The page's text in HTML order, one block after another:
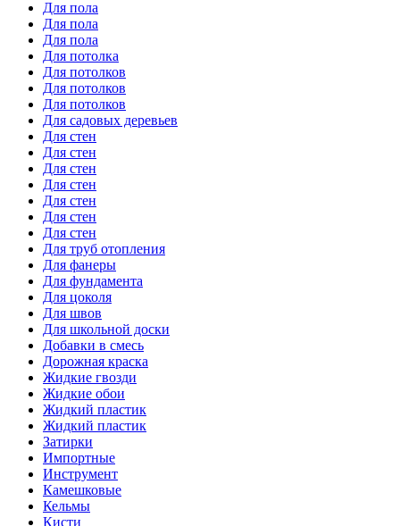
Для пола
Для пола
Для пола
Для потолка
Для потолков
Для потолков
Для потолков
Для садовых деревьев
Для стен
Для стен
Для стен
Для стен
Для стен
Для стен
Для стен
Для труб отопления
Для фанеры
Для фундамента
Для цоколя
Для швов
Для школьной доски
Добавки в смесь
Дорожная краска
Жидкие гвозди
Жидкие обои
Жидкий пластик
Жидкий пластик
Затирки
Импортные
Инструмент
Камешковые
Кельмы
Кисти